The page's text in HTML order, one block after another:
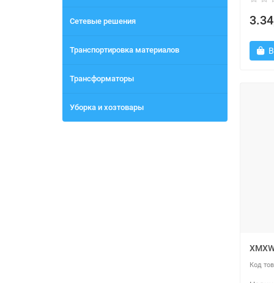
Сетевые решения
Транспортировка материалов
Трансформаторы
Уборка и хозтовары